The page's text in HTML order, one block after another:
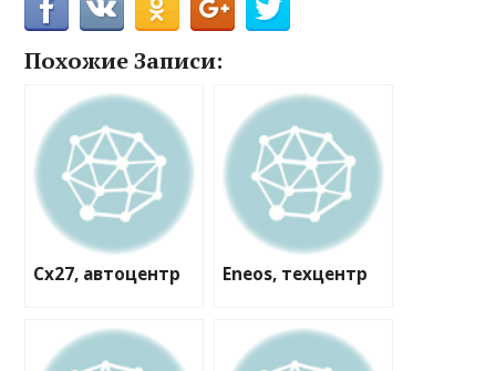
Похожие Записи:
Cx27, автоцентр Eneos, техцентр